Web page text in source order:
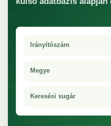
Irányítószám
Megye
Keresési sugár